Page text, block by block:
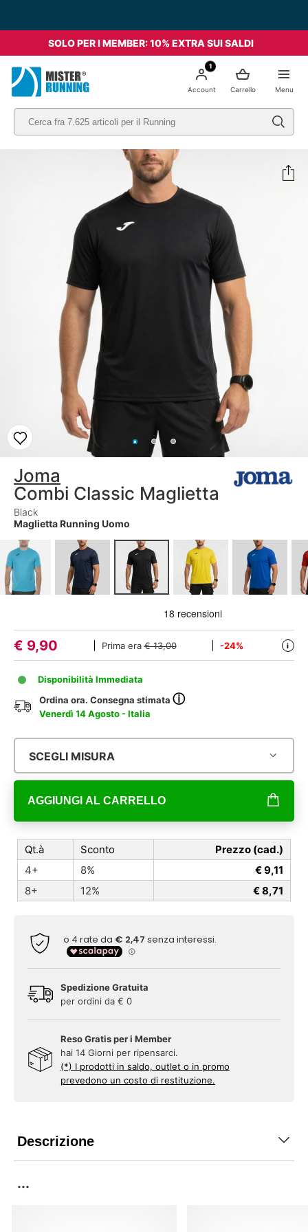
SOLO PER I MEMBER: 10% EXTRA SUI SALDI
Menu
Carrello
1
Account
Joma
Combi Classic Maglietta
Black
Maglietta Running Uomo
€ 9,90 Prima era€ 13,00 -24% i
Disponibilità Immediata
Ordina ora. Consegna stimataⓘ
Venerdì 14 Agosto - Italia
SCEGLI MISURA
AGGIUNGI AL CARRELLO
Qt.à Sconto
Prezzo (cad.)
4+
8%
€ 9,11
8+
12% € 8,71
Spedizione Gratuita
per ordini da € 0
Reso Gratis per i Member
hai 14 Giorni per ripensarci.
(*) I prodotti in saldo, outlet o in promo
prevedono un costo di restituzione.
Descrizione
...